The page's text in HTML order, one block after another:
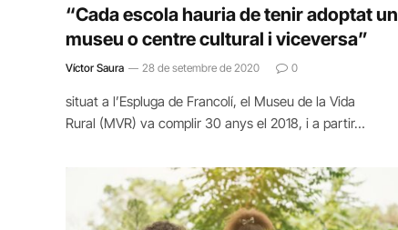
“Cada escola hauria de tenir adoptat un
museu o centre cultural i viceversa”
Víctor Saura 28 de setembre de 2020 0
situat a l’Espluga de Francolí, el Museu de la Vida
Rural (MVR) va complir 30 anys el 2018, i a partir…